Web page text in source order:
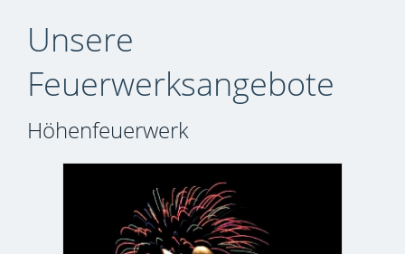
Unsere
Feuerwerksangebote
Höhenfeuerwerk